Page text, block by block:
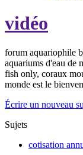
vidéo
forum aquariophile
aquariums d'eau de
fish only, coraux
monde est le
Écrire un nouveau
Sujets
cotisation